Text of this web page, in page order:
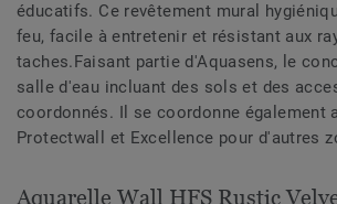
éducatifs. Ce revêtement mural
feu, facile à entretenir et résistant aux
taches.Faisant partie d'Aquasens, le
salle d'eau incluant des sols et des
coordonnés. Il se coordonne également
Protectwall et Excellence pour d'autres
Aquarelle Wall HFS Rustic